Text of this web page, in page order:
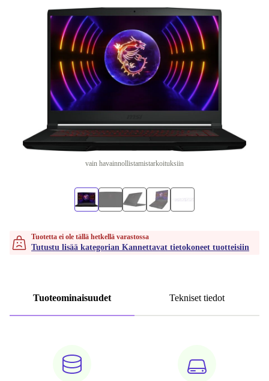
vain havainnollistamistarkoituksiin
Tuotetta ei ole tällä hetkellä varastossa
Tutustu lisää kategorian Kannettavat tietokoneet tuotteisiin
Tuoteominaisuudet Tekniset tiedot